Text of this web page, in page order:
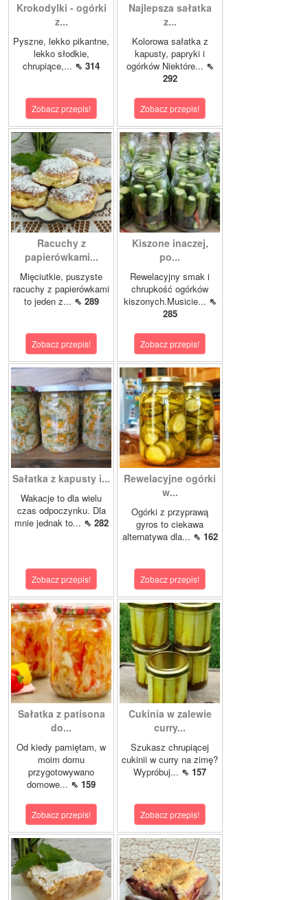
Krokodylki - ogórki
z...
Pyszne, lekko pikantne,
lekko słodkie,
chrupiące,... ⇖ 314
Zobacz przepis!
Najlepsza sałatka
z...
Kolorowa sałatka z
kapusty, papryki i
ogórków Niektóre... ⇖
292
Zobacz przepis!
Racuchy z
papierówkami...
Mięciutkie, puszyste
racuchy z papierówkami
to jeden z... ⇖ 289
Zobacz przepis!
Kiszone inaczej,
po...
Rewelacyjny smak i
chrupkość ogórków
kiszonych.Musicie... ⇖
285
Zobacz przepis!
Sałatka z kapusty i...
Wakacje to dla wielu
czas odpoczynku. Dla
mnie jednak to... ⇖ 282
Zobacz przepis!
Rewelacyjne ogórki
w...
Ogórki z przyprawą
gyros to ciekawa
alternatywa dla... ⇖ 162
Zobacz przepis!
Sałatka z patisona
do...
Od kiedy pamiętam, w
moim domu
przygotowywano
domowe... ⇖ 159
Zobacz przepis!
Cukinia w zalewie
curry...
Szukasz chrupiącej
cukinii w curry na zimę?
Wypróbuj... ⇖ 157
Zobacz przepis!